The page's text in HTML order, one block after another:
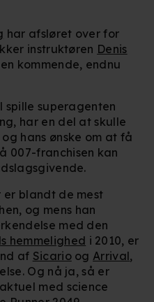
har afsløret over for
instruktøren Denis
kommende, endnu
spille superagenten
har en del at skulle
hans ønske om at få
007-franchisen kan
er blandt de mest
og mens han
med den
hemmelighed i 2010, er
af Sicarioog Arrival,
Og nå ja, så er
med science